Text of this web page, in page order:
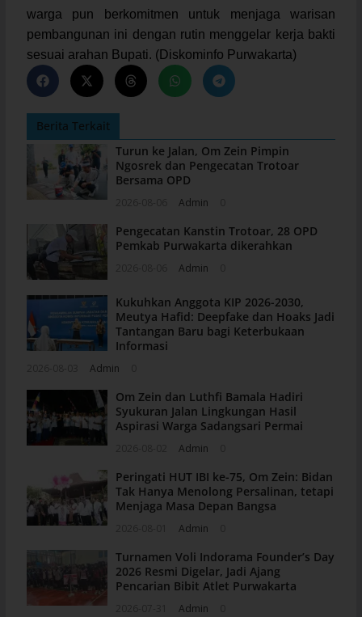
warga pun berkomitmen untuk menjaga warisan
pembangunan ini dengan rutin menggelar kerja bakti
sesuai arahan Bupati. (Diskominfo Purwakarta)
Berita Terkait
Turun ke Jalan, Om Zein Pimpin
Ngosrek dan Pengecatan Trotoar
Bersama OPD
Admin
Pengecatan Kanstin Trotoar, 28 OPD
Pemkab Purwakarta dikerahkan
Admin
Kukuhkan Anggota KIP 2026-2030,
Meutya Hafid: Deepfake dan Hoaks Jadi
Tantangan Baru bagi Keterbukaan
Informasi
Admin
Om Zein dan Luthfi Bamala Hadiri
Syukuran Jalan Lingkungan Hasil
Aspirasi Warga Sadangsari Permai
Admin
Peringati HUT IBI ke-75, Om Zein: Bidan
Tak Hanya Menolong Persalinan, tetapi
Menjaga Masa Depan Bangsa
Admin
Turnamen Voli Indorama Founder’s Day
2026 Resmi Digelar, Jadi Ajang
Pencarian Bibit Atlet Purwakarta
Admin